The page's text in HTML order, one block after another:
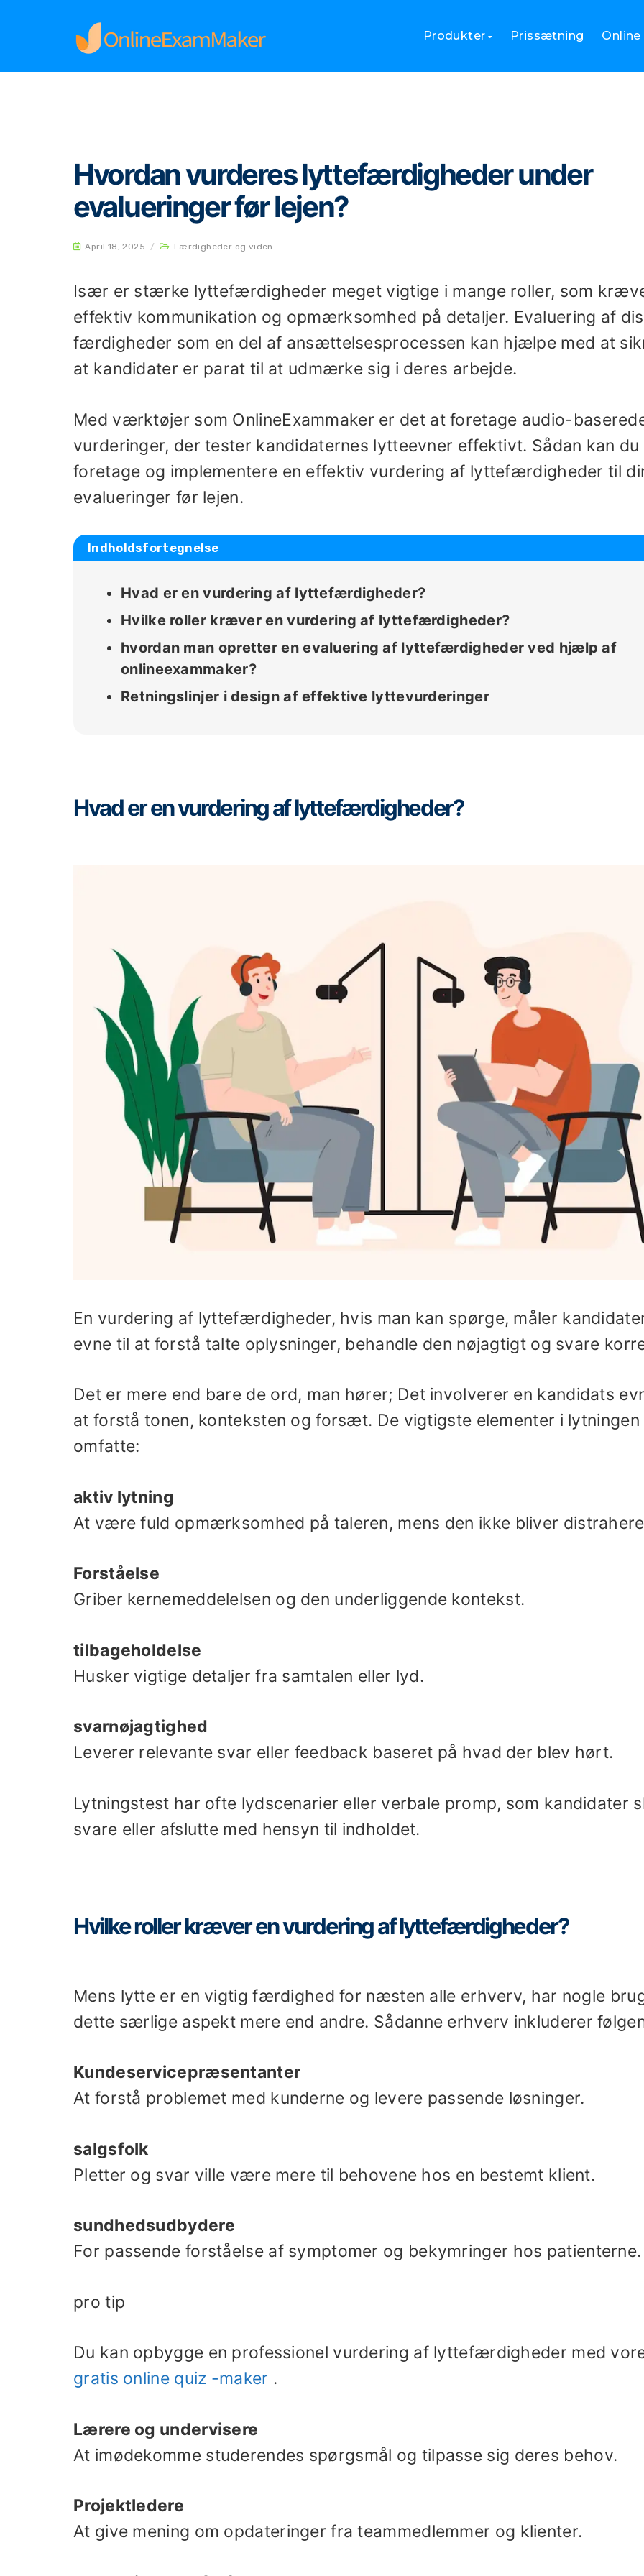
Produkter Prissætning
Home
Hvordan vurderes lyttefærdigheder under
evalueringer før lejen?
April 18, 2025 / Færdigheder og viden
Især er stærke lyttefærdigheder meget vigtige i mange roller, som
effektiv kommunikation og opmærksomhed på detaljer. Evaluering af
færdigheder som en del af ansættelsesprocessen kan hjælpe med at
at kandidater er parat til at udmærke sig i deres arbejde.
Med værktøjer som OnlineExammaker er det at foretage audio-
vurderinger, der tester kandidaternes lytteevner effektivt. Sådan kan du
foretage og implementere en effektiv vurdering af lyttefærdigheder til
evalueringer før lejen.
Indholdsfortegnelse
Hvad er en vurdering af lyttefærdigheder?
Hvilke roller kræver en vurdering af lyttefærdigheder?
hvordan man opretter en evaluering af lyttefærdigheder ved hjælp af
onlineexammaker?
Retningslinjer i design af effektive lyttevurderinger
Hvad er en vurdering af lyttefærdigheder?
En vurdering af lyttefærdigheder, hvis man kan spørge, måler
evne til at forstå talte oplysninger, behandle den nøjagtigt og svare
Det er mere end bare de ord, man hører; Det involverer en kandidats
at forstå tonen, konteksten og forsæt. De vigtigste elementer i lytningen
omfatte:
aktiv lytning
At være fuld opmærksomhed på taleren, mens den ikke bliver
Forståelse
Griber kernemeddelelsen og den underliggende kontekst.
tilbageholdelse
Husker vigtige detaljer fra samtalen eller lyd.
svarnøjagtighed
Leverer relevante svar eller feedback baseret på hvad der blev hørt.
Lytningstest har ofte lydscenarier eller verbale promp, som kandidater
svare eller afslutte med hensyn til indholdet.
Hvilke roller kræver en vurdering af lyttefærdigheder?
Mens lytte er en vigtig færdighed for næsten alle erhverv, har nogle
dette særlige aspekt mere end andre. Sådanne erhverv inkluderer
Kundeservicepræsentanter
At forstå problemet med kunderne og levere passende løsninger.
salgsfolk
Pletter og svar ville være mere til behovene hos en bestemt klient.
sundhedsudbydere
For passende forståelse af symptomer og bekymringer hos patienterne.
pro tip
Du kan opbygge en professionel vurdering af lyttefærdigheder med
gratis online quiz -maker .
Lærere og undervisere
At imødekomme studerendes spørgsmål og tilpasse sig deres behov.
Projektledere
At give mening om opdateringer fra teammedlemmer og klienter.